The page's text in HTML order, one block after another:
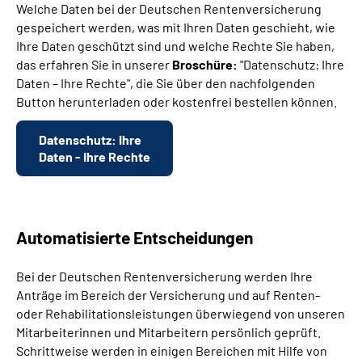
Inhalte in Gebärdensprache (DGS)
Leichte Sprache
Mein Kundenportal
Welche Daten bei der Deutschen Rentenversicherung
gespeichert werden, was mit Ihren Daten geschieht, wie
Ihre Daten geschützt sind und welche Rechte Sie haben,
das erfahren Sie in unserer Broschüre: "Datenschutz: Ihre
Daten – Ihre Rechte", die Sie über den nachfolgenden
Button herunterladen oder kostenfrei bestellen können.
Datenschutz: Ihre
Daten - Ihre Rechte
Automatisierte Entscheidungen
Bei der Deutschen Rentenversicherung werden Ihre
Anträge im Bereich der Versicherung und auf Renten-
oder Rehabilitationsleistungen überwiegend von unseren
Mitarbeiterinnen und Mitarbeitern persönlich geprüft.
Schrittweise werden in einigen Bereichen mit Hilfe von